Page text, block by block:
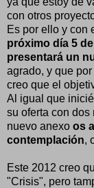
con otros
Es por ello y con
próximo día 5
presentará un
agrado, y que
creo que el
Al igual que inicié
su oferta con
nuevo anexo os
contemplación,
Este 2012 creo
"Crisis", pero